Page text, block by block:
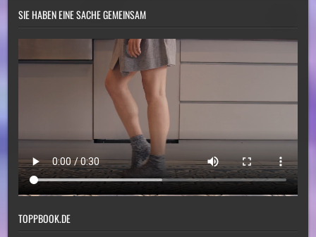
SIE HABEN EINE SACHE GEMEINSAM
TOPPBOOK.DE